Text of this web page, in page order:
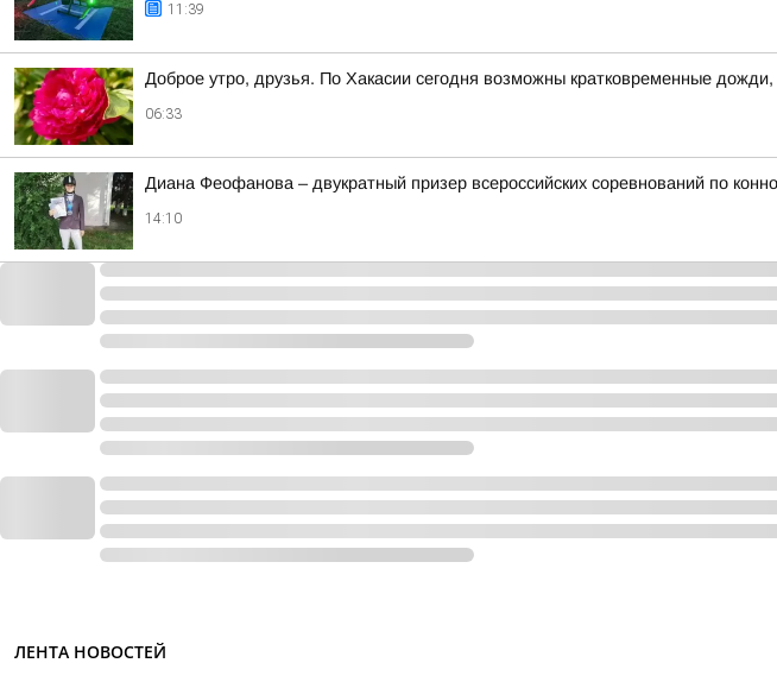
11:39
Доброе утро, друзья. По Хакасии сегодня возможны кратковременные
06:33
Диана Феофанова – двукратный призер всероссийских соревнований по
14:10
ЛЕНТА НОВОСТЕЙ